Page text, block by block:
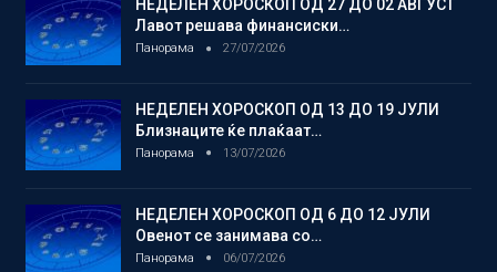
НЕДЕЛЕН ХОРОСКОП ОД 27 ДО 02 АВГУСТ
Лавот решава финансиски…
Панорама 27/07/2026
НЕДЕЛЕН ХОРОСКОП ОД 13 ДО 19 ЈУЛИ
Близнаците ќе плаќаат…
Панорама 13/07/2026
НЕДЕЛЕН ХОРОСКОП ОД 6 ДО 12 ЈУЛИ
Овенот се занимава со…
Панорама 06/07/2026